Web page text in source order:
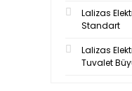
Lalizas
Standart
Lalizas
Tuvalet